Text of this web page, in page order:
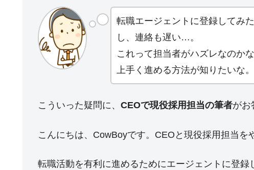
転職エージェントに登録してみ
し、連絡も遅い…。
これって担当者がハズレなのか
上手く進める方法が知りたいな。
こういった疑問に、 CEOで現役採用担当の筆者がお
こんにちは、CowBoyです。CEOと現役採用担当を
転職活動を有利に進めるためにエージェントに登